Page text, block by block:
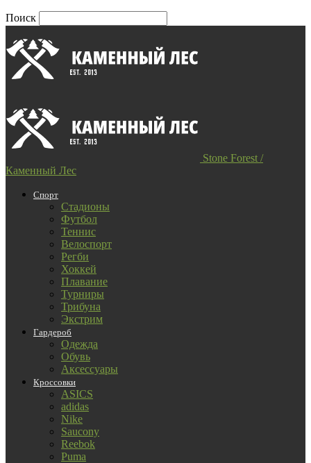
Поиск
Stone Forest /
Каменный Лес
Спорт
Стадионы
Футбол
Теннис
Велоспорт
Регби
Хоккей
Плавание
Турниры
Трибуна
Экстрим
Гардероб
Одежда
Обувь
Аксессуары
Кроссовки
ASICS
adidas
Nike
Saucony
Reebok
Puma